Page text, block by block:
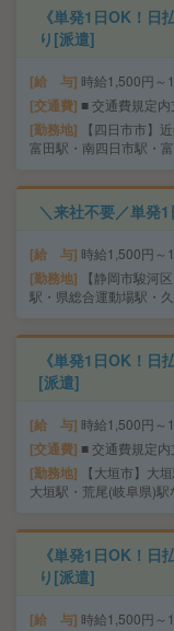
《単発1日OK！日
り[派遣]
給 与 時給1,500円～
交通費 ■ 交通費規定
勤務地
【四日市市】
富田駅・南四日市駅・
＼来社不要／単発
給 与 時給1,500円～
勤務地
【静岡市駿河
駅・県総合運動場駅・
《単発1日OK！日
[派遣]
給 与 時給1,500円～
交通費 ■ 交通費規定
勤務地
【大垣市】大
大垣駅・荒尾(岐阜県)駅
《単発1日OK！日
り[派遣]
給 与 時給1,500円～